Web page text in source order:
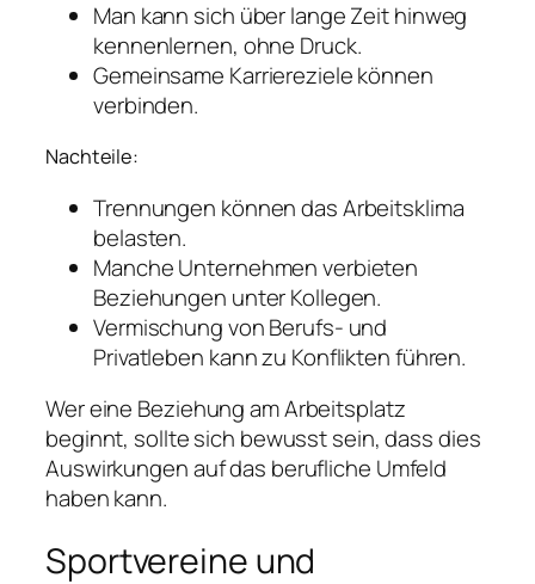
Man kann sich über lange Zeit hinweg
kennenlernen, ohne Druck.
Gemeinsame Karriereziele können
verbinden.
Nachteile:
Trennungen können das Arbeitsklima
belasten.
Manche Unternehmen verbieten
Beziehungen unter Kollegen.
Vermischung von Berufs- und
Privatleben kann zu Konflikten führen.
Wer eine Beziehung am Arbeitsplatz
beginnt, sollte sich bewusst sein, dass dies
Auswirkungen auf das berufliche Umfeld
haben kann.
Sportvereine und